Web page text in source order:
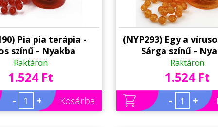
Pia pia terápia -
színű - Nyakba
Felespohár, LED
- Party Pohár -
Party Kellék
Raktáron
1.524 Ft
- + Kosárba
(NYP293) Egy a
Sárga színű -
Akasztható
világítással - Party
Party Kellék
Raktáron
1.524 Ft
- +